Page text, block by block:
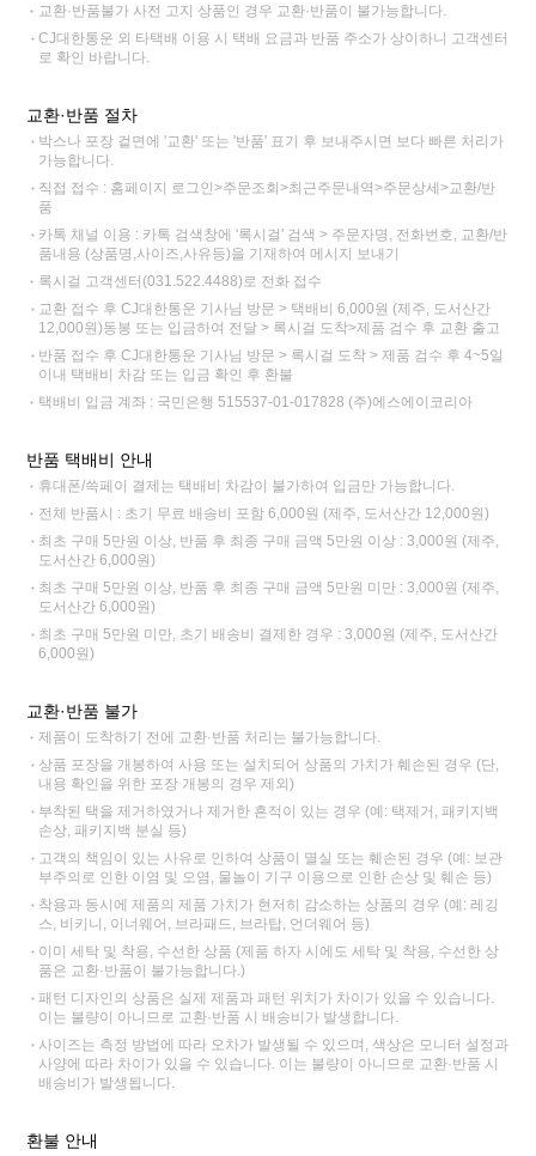
교환·반품불가 사전 고지 상품인 경우 교환·반품이 불가능합니다.
CJ대한통운 외 타택배 이용 시 택배 요금과 반품 주소가 상이하니 고객센터
로 확인 바랍니다.
교환·반품 절차
박스나 포장 겉면에 '교환' 또는 '반품' 표기 후 보내주시면 보다 빠른 처리가
가능합니다.
직접 접수 : 홈페이지 로그인>주문조회>최근주문내역>주문상세>교환/반
품
카톡 채널 이용 : 카톡 검색창에 '록시걸' 검색 > 주문자명, 전화번호, 교환/반
품내용 (상품명,사이즈,사유등)을 기재하여 메시지 보내기
록시걸 고객센터(031.522.4488)로 전화 접수
교환 접수 후 CJ대한통운 기사님 방문 > 택배비 6,000원 (제주, 도서산간
12,000원)동봉 또는 입금하여 전달 > 록시걸 도착>제품 검수 후 교환 출고
반품 접수 후 CJ대한통운 기사님 방문 > 록시걸 도착 > 제품 검수 후 4~5일
이내 택배비 차감 또는 입금 확인 후 환불
택배비 입금 계좌 : 국민은행 515537-01-017828 (주)에스에이코리아
반품 택배비 안내
휴대폰/쓱페이 결제는 택배비 차감이 불가하여 입금만 가능합니다.
전체 반품시 : 초기 무료 배송비 포함 6,000원 (제주, 도서산간 12,000원)
최초 구매 5만원 이상, 반품 후 최종 구매 금액 5만원 이상 : 3,000원 (제주,
도서산간 6,000원)
최초 구매 5만원 이상, 반품 후 최종 구매 금액 5만원 미만 : 3,000원 (제주,
도서산간 6,000원)
최초 구매 5만원 미만, 초기 배송비 결제한 경우 : 3,000원 (제주, 도서산간
6,000원)
교환·반품 불가
제품이 도착하기 전에 교환·반품 처리는 불가능합니다.
상품 포장을 개봉하여 사용 또는 설치되어 상품의 가치가 훼손된 경우 (단,
내용 확인을 위한 포장 개봉의 경우 제외)
부착된 택을 제거하였거나 제거한 흔적이 있는 경우 (예: 택제거, 패키지백
손상, 패키지백 분실 등)
고객의 책임이 있는 사유로 인하여 상품이 멸실 또는 훼손된 경우 (예: 보관
부주의로 인한 이염 및 오염, 물놀이 기구 이용으로 인한 손상 및 훼손 등)
착용과 동시에 제품의 제품 가치가 현저히 감소하는 상품의 경우 (예: 레깅
스, 비키니, 이너웨어, 브라패드, 브라탑, 언더웨어 등)
이미 세탁 및 착용, 수선한 상품 (제품 하자 시에도 세탁 및 착용, 수선한 상
품은 교환·반품이 불가능합니다.)
패턴 디자인의 상품은 실제 제품과 패턴 위치가 차이가 있을 수 있습니다.
이는 불량이 아니므로 교환·반품 시 배송비가 발생합니다.
사이즈는 측정 방법에 따라 오차가 발생될 수 있으며, 색상은 모니터 설정과
사양에 따라 차이가 있을 수 있습니다. 이는 불량이 아니므로 교환·반품 시
배송비가 발생됩니다.
환불 안내